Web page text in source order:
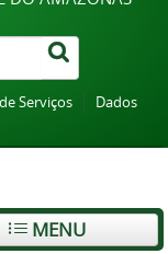
Serviços
Dados
MENU